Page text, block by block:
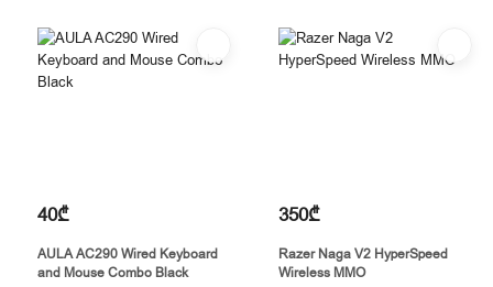
40₾
AULA AC290 Wired Keyboard
and Mouse Combo Black
350₾
Razer Naga V2 HyperSpeed
Wireless MMO